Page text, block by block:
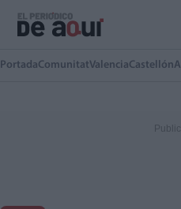
PortadaComunitatValenciaCastellón